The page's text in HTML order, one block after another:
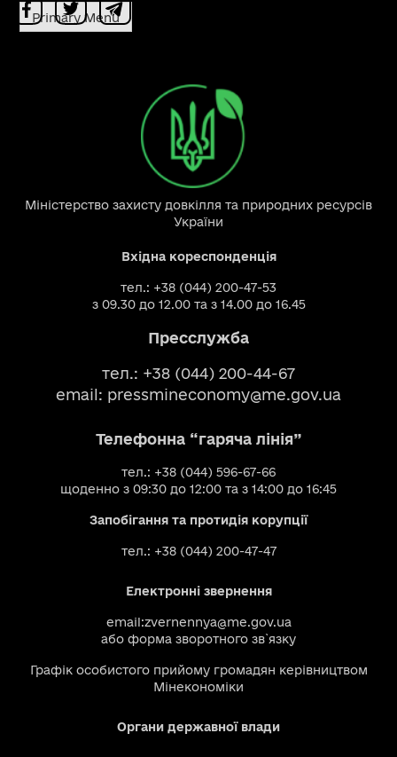
Primary Menu
Міністерство захисту довкілля та природних ресурсів
України
Вхідна кореспонденція
тел.: +38 (044) 200-47-53
з 09.30 до 12.00 та з 14.00 до 16.45
Пресслужба
тел.: +38 (044) 200-44-67
email: pressmineconomy@me.gov.ua
Телефонна “гаряча лінія”
тел.: +38 (044) 596-67-66
щоденно з 09:30 до 12:00 та з 14:00 до 16:45
Запобігання та протидія корупції
тел.: +38 (044) 200-47-47
Електронні звернення
email:zvernennya@me.gov.ua
або форма зворотного зв`язку
Графік особистого прийому громадян керівництвом
Мінекономіки
Органи державної влади